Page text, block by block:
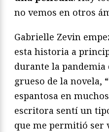
no vemos en otros
Gabrielle Zevin
esta historia a
durante la
grueso de la novela,
espantosa en
escritora sentí un
que me permitió ser